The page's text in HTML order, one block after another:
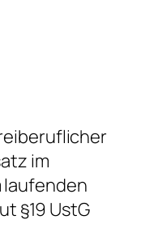
im
laufenden
§19 UstG